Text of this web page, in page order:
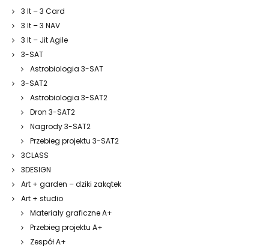
3 It – 3 Card
3 It – 3 NAV
3 It – Jit Agile
3-SAT
Astrobiologia 3-SAT
3-SAT2
Astrobiologia 3-SAT2
Dron 3-SAT2
Nagrody 3-SAT2
Przebieg projektu 3-SAT2
3CLASS
3DESIGN
Art + garden – dziki zakątek
Art + studio
Materiały graficzne A+
Przebieg projektu A+
Zespół A+